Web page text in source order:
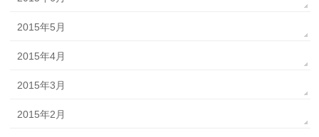
2015年5月
2015年4月
2015年3月
2015年2月